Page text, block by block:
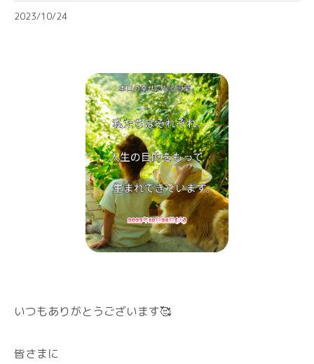
2023/10/24
いつもありがとうございます🥰
皆さまに